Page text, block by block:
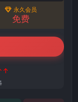
永久会员
免费